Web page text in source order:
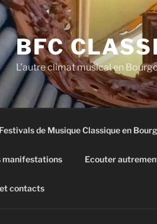
BFC
L'autre climat musical en
Festivals de Musique Classique en
manifestations Ecouter
contacts